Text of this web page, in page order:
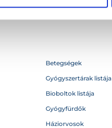
Betegségek
Gyógyszertárak listája
Bioboltok listája
Gyógyfürdők
Háziorvosok